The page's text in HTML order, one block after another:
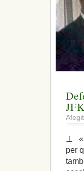
⊥
per